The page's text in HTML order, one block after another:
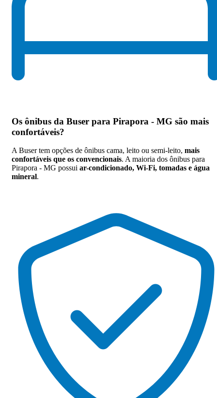
Os ônibus da Buser para Pirapora - MG são mais
confortáveis?
A Buser tem opções de ônibus cama, leito ou semi-leito, mais
confortáveis que os convencionais. A maioria dos ônibus para
Pirapora - MG possui ar-condicionado, Wi-Fi, tomadas e água
mineral.